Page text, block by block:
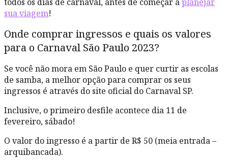
sua viagem!
Onde comprar ingressos e quais os valores
para o Carnaval São Paulo 2023?
Se você não mora em São Paulo e quer curtir as escolas
de samba, a melhor opção para comprar os seus
ingressos é através do site oficial do Carnaval SP.
Inclusive, o primeiro desfile acontece dia 11 de
fevereiro, sábado!
O valor do ingresso é a partir de R$ 50 (meia entrada –
arquibancada).